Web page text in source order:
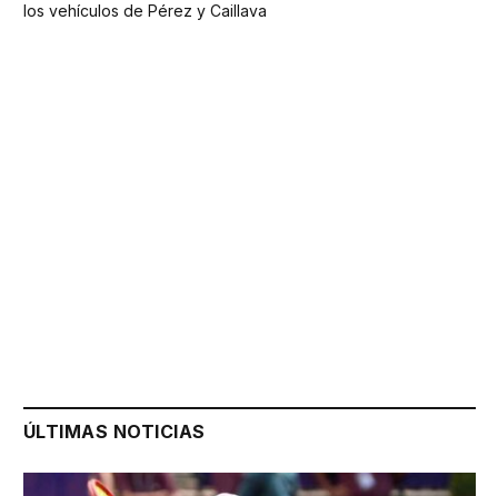
los vehículos de Pérez y Caillava
ÚLTIMAS NOTICIAS